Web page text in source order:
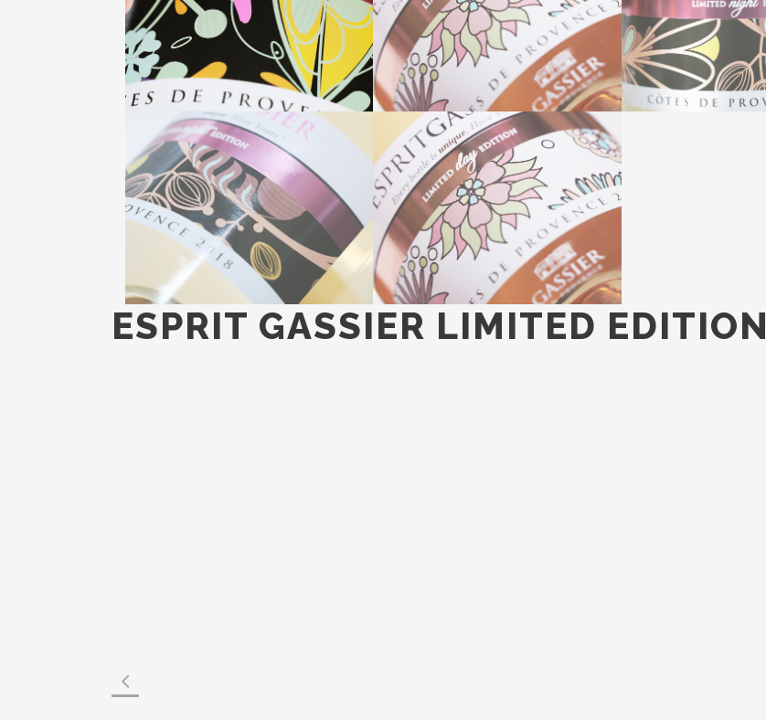
ESPRIT GASSIER LIMITED EDITION